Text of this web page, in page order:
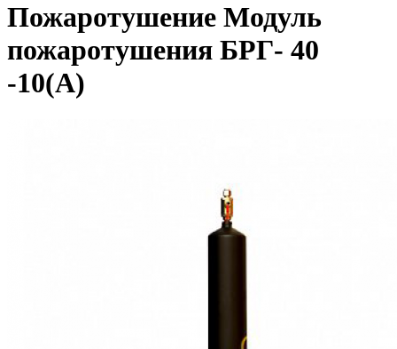
Пожаротушение Модуль
пожаротушения БРГ- 40
-10(А)